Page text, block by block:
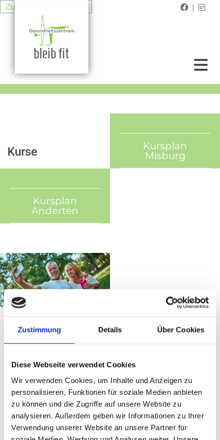
Zustimmung Details Über Cookies
Diese Webseite verwendet Cookies
Wir verwenden Cookies, um Inhalte und Anzeigen zu
personalisieren, Funktionen für soziale Medien anbieten
zu können und die Zugriffe auf unsere Website zu
analysieren. Außerdem geben wir Informationen zu Ihrer
Verwendung unserer Website an unsere Partner für
Zum Inhalt springen  | 
Kurse
Kursplan
Misburg
Kursplan
Anderten
Meine Leistungen
Kurse
Der Kursinhalt ist sehr vielfältig. Von Power bis